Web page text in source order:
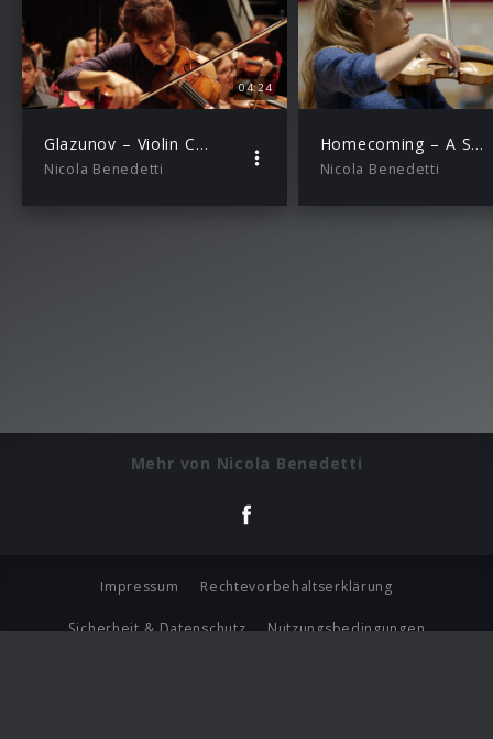
04:24
Glazunov – Violin Concerto in A Minor, Op. 82: 1 Moderato
Nicola Benedetti
Homecoming – A Scottish Fantasy (Trailer)
Nicola Benedetti
Mehr von Nicola Benedetti
Impressum Rechtevorbehaltserklärung
Sicherheit & Datenschutz Nutzungsbedingungen